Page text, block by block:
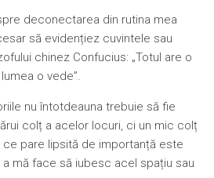
deconectarea din rutina mea
să evidențiez cuvintele sau
chinez Confucius: „Totul are o
o vede”.
nu întotdeauna trebuie să fie
colț a acelor locuri, ci un mic colț
pare lipsită de importanță este
mă face să iubesc acel spațiu sau